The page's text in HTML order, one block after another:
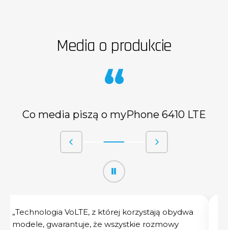
Media o produkcie
“
Co media piszą o myPhone 6410 LTE
⏸
„Technologia VoLTE, z której korzystają obydwa
modele, gwarantuje, że wszystkie rozmowy